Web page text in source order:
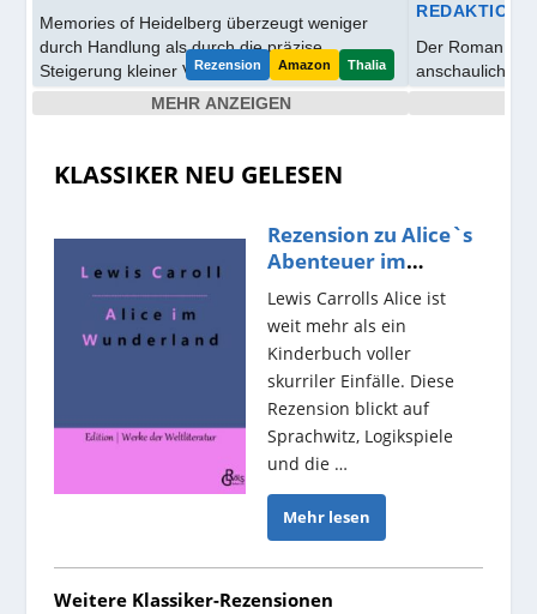
Memories of Heidelberg überzeugt weniger
durch Handlung als durch die präzise
Steigerung kleiner Verletzungen. Aus der
trostlosen Anlage entstehen Witz, Spannung
und formale Konsequenz.
MEHR ANZEIGEN
Der Roman
anschauliches
auf dem Meer
KLASSIKER NEU GELESEN
Rezension zu Alice`s
Abenteuer im
Wunderland von...
Lewis Carrolls Alice ist
weit mehr als ein
Kinderbuch voller
skurriler Einfälle. Diese
Rezension blickt auf
Sprachwitz, Logikspiele
und die …
Mehr lesen
Weitere Klassiker-Rezensionen